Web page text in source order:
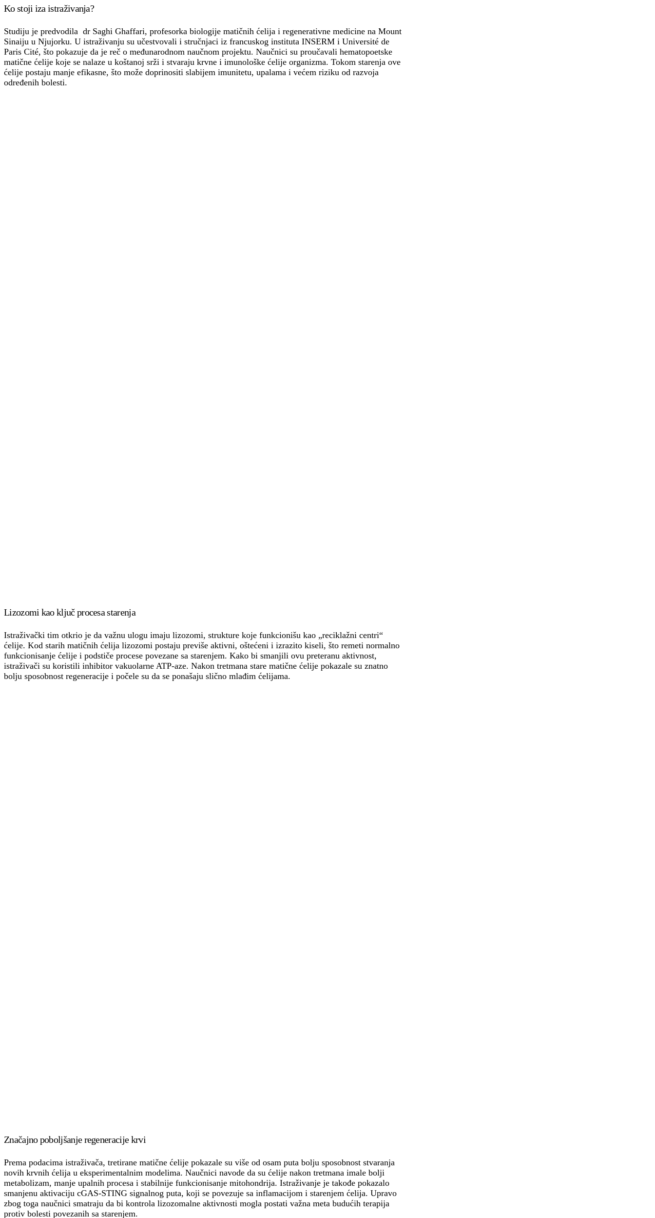
Ko stoji iza istraživanja?
Studiju je predvodila dr Saghi Ghaffari, profesorka biologije matičnih ćelija i regenerativne medicine na Mount
Sinaiju u Njujorku. U istraživanju su učestvovali i stručnjaci iz francuskog instituta INSERM i Université de
Paris Cité, što pokazuje da je reč o međunarodnom naučnom projektu. Naučnici su proučavali hematopoetske
matične ćelije koje se nalaze u koštanoj srži i stvaraju krvne i imunološke ćelije organizma. Tokom starenja ove
ćelije postaju manje efikasne, što može doprinositi slabijem imunitetu, upalama i većem riziku od razvoja
određenih bolesti.
Lizozomi kao ključ procesa starenja
Istraživački tim otkrio je da važnu ulogu imaju lizozomi, strukture koje funkcionišu kao „reciklažni centri“
ćelije. Kod starih matičnih ćelija lizozomi postaju previše aktivni, oštećeni i izrazito kiseli, što remeti normalno
funkcionisanje ćelije i podstiče procese povezane sa starenjem. Kako bi smanjili ovu preteranu aktivnost,
istraživači su koristili inhibitor vakuolarne ATP-aze. Nakon tretmana stare matične ćelije pokazale su znatno
bolju sposobnost regeneracije i počele su da se ponašaju slično mlađim ćelijama.
Značajno poboljšanje regeneracije krvi
Prema podacima istraživača, tretirane matične ćelije pokazale su više od osam puta bolju sposobnost stvaranja
novih krvnih ćelija u eksperimentalnim modelima. Naučnici navode da su ćelije nakon tretmana imale bolji
metabolizam, manje upalnih procesa i stabilnije funkcionisanje mitohondrija. Istraživanje je takođe pokazalo
smanjenu aktivaciju cGAS-STING signalnog puta, koji se povezuje sa inflamacijom i starenjem ćelija. Upravo
zbog toga naučnici smatraju da bi kontrola lizozomalne aktivnosti mogla postati važna meta budućih terapija
protiv bolesti povezanih sa starenjem.